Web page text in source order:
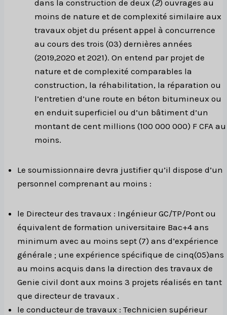
dans la construction de deux (2) ouvrages au
moins de nature et de complexité similaire aux
travaux objet du présent appel à concurrence
au cours des trois (03) dernières années
(2019,2020 et 2021). On entend par projet de
nature et de complexité comparables la
construction, la réhabilitation, la réparation ou
l’entretien d’une route en béton bitumineux ou
en enduit superficiel ou d’un bâtiment d’un
montant de cent millions (100 000 000) F CFA au
moins.
Le soumissionnaire devra justifier qu’il dispose d’un
personnel comprenant au moins :
le Directeur des travaux : Ingénieur GC/TP/Pont ou
équivalent de formation universitaire Bac+4 ans
minimum avec au moins sept (7) ans d’expérience
générale ; une expérience spécifique de cinq(05)ans
au moins acquis dans la direction des travaux de
Genie civil dont aux moins 3 projets réalisés en tant
que directeur de travaux .
le conducteur de travaux : Technicien supérieur